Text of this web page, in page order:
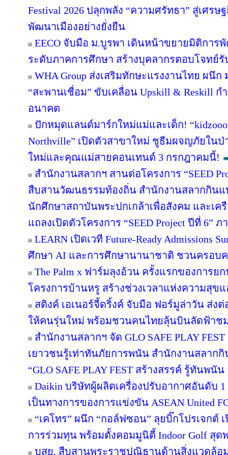
Festival 2026 ปลุกพลัง “ความศรัทธา” สู่เศร
พัฒนาเมืองอย่างยั่งยืน
EECO จับมือ ม.บูรพา เดินหน้าขยายมิติกา
ระดับภาคการศึกษา สร้างบุคลากรตอบโจทย์
WHA Group ส่งเสริมทักษะแรงงานไทย ผนึก
“สะพานเชื่อม” ขับเคลื่อน Upskill & Reskill
อนาคต
ปักหมุดแลนด์มาร์กใหม่แม่และเด็ก!
Northville” เปิดตัวสาขาใหม่ ชูธีมผจญภัยในป่
ใหม่และคุณแม่สายคอนเทนต์ 3 กรกฎาคมนี้!
สำนักงานสลากฯ สานต่อโครงการ “SEED
สืบสานวัฒนธรรมท้องถิ่น สำนักงานสลากกินแ
นักศึกษาสถาบันพระปกเกล้าเพื่อสังคม และเครื
แถลงเปิดตัวโครงการ “SEED Project ปีที่ 6”
LEARN เปิดเวที Future-Ready Admissions
ศึกษา AI และการศึกษานานาชาติ ชวนครอบ
The Palm x ฟาร์มลุงอ้วน ครั้งแรกของการย
โครงการบ้านหรู สร้างช่วงเวลาแห่งความสุข
สติงค์ เอเนอร์จี้ดริ้งค์ จับมือ ฟอร์มูล่าวัน ส่ง
ให้คนรุ่นใหม่ พร้อมชวนคนไทยลุ้นบินลัดฟ้าชม
สำนักงานสลากฯ จัด GLO SAFE PLAY
เยาวชนรู้เท่าทันภัยการพนัน สำนักงานสลาก
“GLO SAFE PLAY FEST สร้างสรรค์ รู้ทันพนั
Daikin บริษัทผู้ผลิตเครื่องปรับอากาศอันดับ
เป็นทางการของการแข่งขัน ASEAN United
“เคโทร” ผนึก “กอล์ฟซอน” ลุยบิ๊กโปรเจกต์
การร่วมทุน พร้อมตั้งคอมมูนิตี้ Indoor Golf สุด
บสย. สืบสานพระราชปณิธานด้านสิ่งแวดล้อ